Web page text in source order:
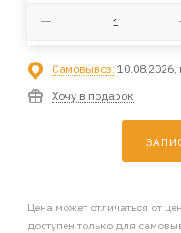
Самовывоз: 10.08.2026,
Хочу в подарок
Цена может отличаться от
доступен только для